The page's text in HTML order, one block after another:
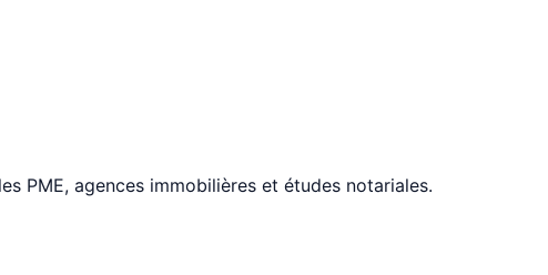
PME, agences immobilières et études notariales.